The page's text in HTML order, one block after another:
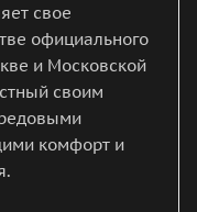
свое
официального
и Московской
своим
комфорт и